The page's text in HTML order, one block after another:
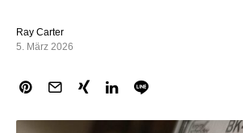
Ray Carter
5. März 2026